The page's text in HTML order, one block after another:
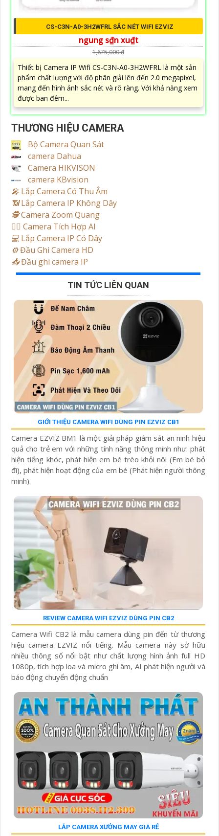
CS-C3N-A0-3H2WFRL SẮC NÉT WIFI EZVIZ
ngung s₫n xu₫t
1,675,000 ₫
Thiết bị Camera IP Wifi CS-C3N-A0-3H2WFRL là một sản
phẩm chất lượng với độ phân giải lên đến 2.0 megapixel,
mang đến hình ảnh sắc nét và rõ ràng. Với khả năng xem
được ban đêm...
THƯƠNG HIỆU CAMERA
Bộ Camera Quan Sát
camera Dahua
Camera HIKVISON
camera KBvision
️🎤️ Lắp Camera Có Thu Âm
📶Lắp Camera IP Không Dây
🕵️Camera Zoom Quang
🧛‍♀️ Camera Tích Hợp AI
💻 Lắp Camera IP Có Dây
⚙️Đầu Ghi Camera HD
📥Đầu ghi camera IP
TIN TỨC LIÊN QUAN
GIỚI THIỆU CAMERA WIFI DÙNG PIN EZVIZ CB1
Camera EZVIZ BM1 là một giải pháp giám sát an ninh hiệu
quả cho trẻ em với những tính năng thông minh như: phát
hiện tiếng khóc, phát hiện em bé trèo khỏi nôi (Em bé bỏ
đi), phát hiện hoạt động của em bé (Phát hiện người thông
minh).
REVIEW CAMERA WIFI EZVIZ DÙNG PIN CB2
Camera Wifi CB2 là mẫu camera dùng pin đến từ thương
hiệu camera EZVIZ nổi tiếng. Mẫu camera này sở hữu
nhiều thông số nổi bật như chất lượng hình ảnh full HD
1080p, tích hợp loa và micro ghi âm, AI phát hiện người và
báo động chuyển động chuẩn
LẮP CAMERA XƯỞNG MAY GIÁ RẺ